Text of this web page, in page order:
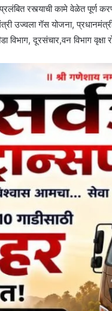
रस्त्याची कामे वेळेत पूर्ण
उज्वला गॅस योजना,
विभाग, दूरसंचार,वन विभाग